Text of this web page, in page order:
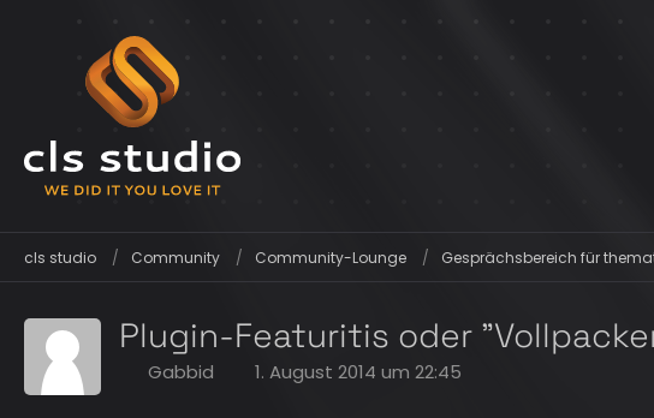
cls studio Community Community-Lounge Gesprächsbereich für
Plugin-Featuritis oder
Gabbid 1. August 2014 um 22:45